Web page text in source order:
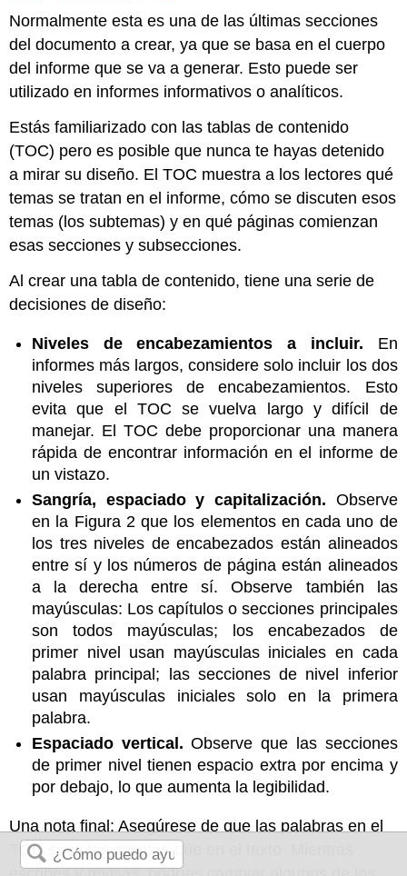
Normalmente esta es una de las últimas secciones
del documento a crear, ya que se basa en el cuerpo
del informe que se va a generar. Esto puede ser
utilizado en informes informativos o analíticos.
Estás familiarizado con las tablas de contenido
(TOC) pero es posible que nunca te hayas detenido
a mirar su diseño. El TOC muestra a los lectores qué
temas se tratan en el informe, cómo se discuten esos
temas (los subtemas) y en qué páginas comienzan
esas secciones y subsecciones.
Al crear una tabla de contenido, tiene una serie de
decisiones de diseño:
Niveles de encabezamientos a incluir. En
informes más largos, considere solo incluir los dos
niveles superiores de encabezamientos. Esto
evita que el TOC se vuelva largo y difícil de
manejar. El TOC debe proporcionar una manera
rápida de encontrar información en el informe de
un vistazo.
Sangría, espaciado y capitalización. Observe
en la Figura 2 que los elementos en cada uno de
los tres niveles de encabezados están alineados
entre sí y los números de página están alineados
a la derecha entre sí. Observe también las
mayúsculas: Los capítulos o secciones principales
son todos mayúsculas; los encabezados de
primer nivel usan mayúsculas iniciales en cada
palabra principal; las secciones de nivel inferior
usan mayúsculas iniciales solo en la primera
palabra.
Espaciado vertical.Observe que las secciones
de primer nivel tienen espacio extra por encima y
por debajo, lo que aumenta la legibilidad.
Una nota final: Asegúrese de que las palabras en el
TOC sean las mismas que en el texto. Mientras